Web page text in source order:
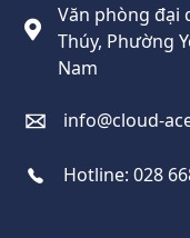
Văn phòng đại
Thúy, Phường
Nam
info@cloud-
Hotline:028